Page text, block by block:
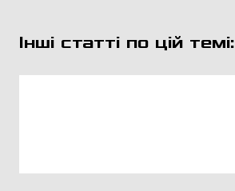
Інші статті по цій темі: